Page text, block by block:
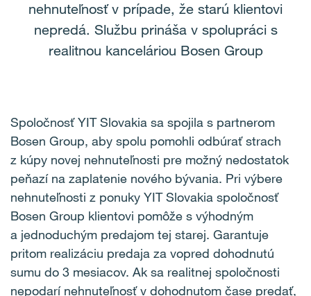
nehnuteľnosť v prípade, že starú klientovi
nepredá. Službu prináša v spolupráci s
realitnou kanceláriou Bosen Group
Spoločnosť YIT Slovakia sa spojila s partnerom
Bosen Group, aby spolu pomohli odbúrať strach
z kúpy novej nehnuteľnosti pre možný nedostatok
peňazí na zaplatenie nového bývania. Pri výbere
nehnuteľnosti z ponuky YIT Slovakia spoločnosť
Bosen Group klientovi pomôže s výhodným
a jednoduchým predajom tej starej. Garantuje
pritom realizáciu predaja za vopred dohodnutú
sumu do 3 mesiacov. Ak sa realitnej spoločnosti
nepodarí nehnuteľnosť v dohodnutom čase predať,